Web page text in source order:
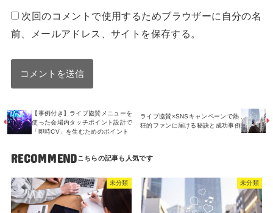
次回のコメントで使用するためブラウザーに自分の名
前、メールアドレス、サイトを保存する。
【事例付き】ライブ協賛メニューを
使った会場内タッチポイント設計で
「即時CV」を生むためのポイント
ライブ協賛×SNSキャンペーンで熱
狂的ファンに届ける秘訣と成功事例
RECOMMEND
未分類 未分類